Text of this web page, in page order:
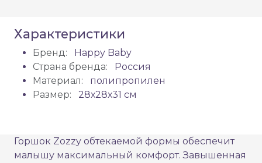
Характеристики
Бренд:
Happy Baby
Страна бренда:
Россия
Материал:
полипропилен
Размер:
28х28х31 см
Горшок Zozzy обтекаемой формы обеспечит
малышу максимальный комфорт. Завышенная